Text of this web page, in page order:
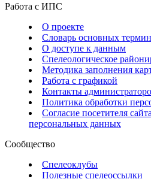
Работа с ИПС
О проекте
Словарь основных
О доступе к данным
Спелеологическое
Методика заполнения
Работа с графикой
Контакты
Политика обработки
Согласие посетителя
персональных данных
Сообщество
Спелеоклубы
Полезные спелеоссылки